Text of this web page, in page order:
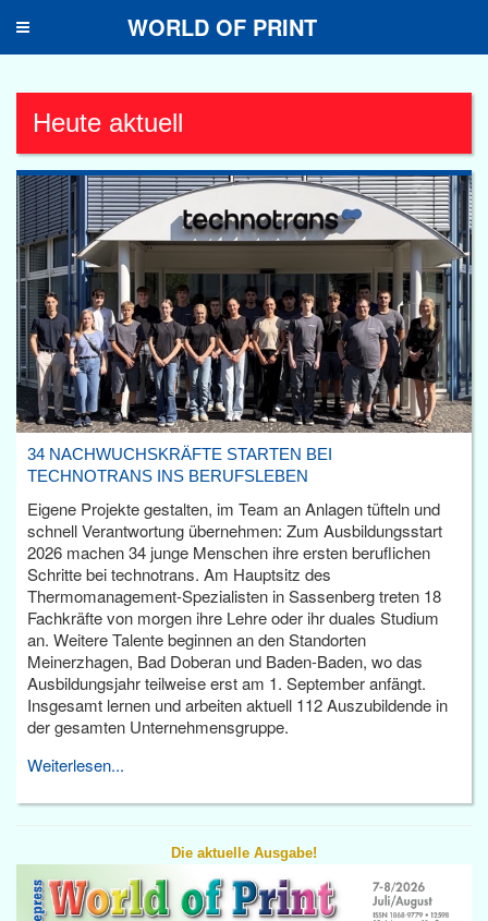
Toggle
WORLD OF PRINT
Heute aktuell
34 NACHWUCHSKRÄFTE STARTEN BEI
TECHNOTRANS INS BERUFSLEBEN
Eigene Projekte gestalten, im Team an Anlagen tüfteln und
schnell Verantwortung übernehmen: Zum Ausbildungsstart
2026 machen 34 junge Menschen ihre ersten beruflichen
Schritte bei technotrans. Am Hauptsitz des
Thermomanagement-Spezialisten in Sassenberg treten 18
Fachkräfte von morgen ihre Lehre oder ihr duales Studium
an. Weitere Talente beginnen an den Standorten
Meinerzhagen, Bad Doberan und Baden-Baden, wo das
Ausbildungsjahr teilweise erst am 1. September anfängt.
Insgesamt lernen und arbeiten aktuell 112 Auszubildende in
der gesamten Unternehmensgruppe.
Weiterlesen...
Die aktuelle Ausgabe!